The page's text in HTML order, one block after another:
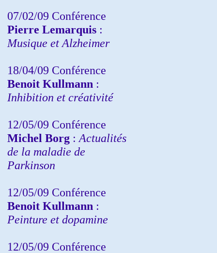
07/02/09 Conférence
Pierre Lemarquis :
Musique et Alzheimer
18/04/09 Conférence
Benoit Kullmann :
Inhibition et créativité
12/05/09 Conférence
Michel Borg : Actualités
de la maladie de
Parkinson
12/05/09 Conférence
Benoit Kullmann :
Peinture et dopamine
12/05/09 Conférence